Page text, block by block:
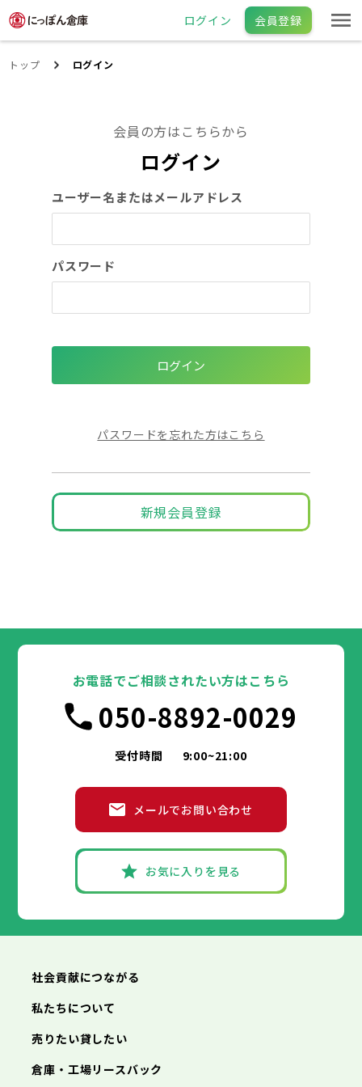
ログイン 会員登録
トップ ログイン
会員の方はこちらから
ログイン
ユーザー名またはメールアドレス
パスワード
パスワードを忘れた方はこちら
新規会員登録
お電話でご相談されたい方はこちら
050-8892-0029
受付時間 9:00~21:00
メールでお問い合わせ
お気に入りを見る
社会貢献につながる
私たちについて
売りたい貸したい
倉庫・工場リースバック